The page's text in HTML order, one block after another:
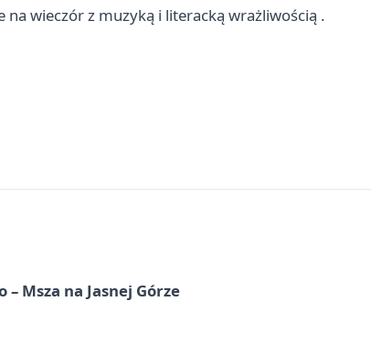
wieczór z muzyką i literacką wrażliwością .
Msza na Jasnej Górze